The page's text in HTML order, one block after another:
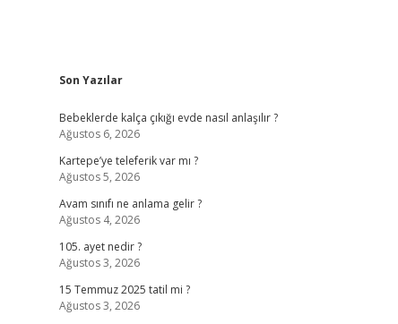
Sidebar
Son Yazılar
Bebeklerde kalça çıkığı evde nasıl anlaşılır ?
Ağustos 6, 2026
Kartepe’ye teleferik var mı ?
Ağustos 5, 2026
Avam sınıfı ne anlama gelir ?
Ağustos 4, 2026
105. ayet nedir ?
Ağustos 3, 2026
15 Temmuz 2025 tatil mi ?
Ağustos 3, 2026